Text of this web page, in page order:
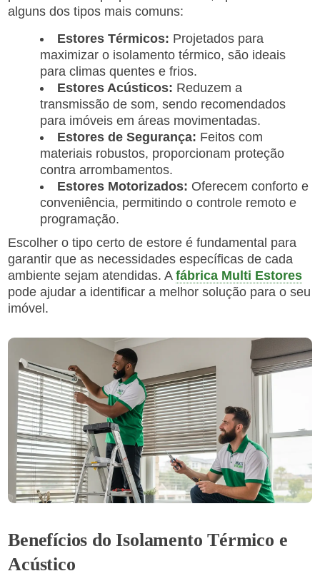
alguns dos tipos mais comuns:
Estores Térmicos: Projetados para
maximizar o isolamento térmico, são ideais
para climas quentes e frios.
Estores Acústicos: Reduzem a
transmissão de som, sendo recomendados
para imóveis em áreas movimentadas.
Estores de Segurança: Feitos com
materiais robustos, proporcionam proteção
contra arrombamentos.
Estores Motorizados: Oferecem conforto e
conveniência, permitindo o controle remoto e
programação.
Escolher o tipo certo de estore é fundamental para
garantir que as necessidades específicas de cada
ambiente sejam atendidas. Afábrica Multi Estores
pode ajudar a identificar a melhor solução para o seu
imóvel.
Benefícios do Isolamento Térmico e
Acústico